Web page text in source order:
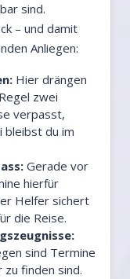
sind.
– und damit
Anliegen:
Hier drängen
zwei
verpasst,
bleibst du im
Gerade vor
hierfür
Helfer sichert
die Reise.
sind Termine
finden sind.